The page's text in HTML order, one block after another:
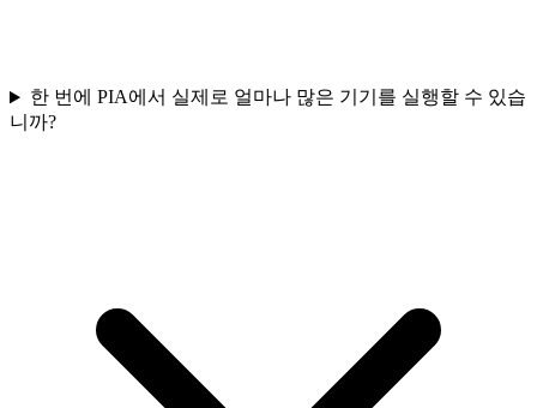
한 번에 PIA에서 실제로 얼마나 많은 기기를 실행할 수 있습
니까?